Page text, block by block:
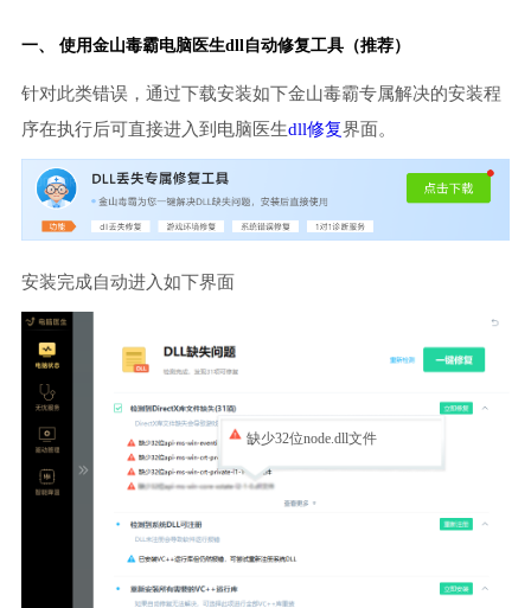
一、 使用金山毒霸电脑医生dll自动修复工具（推荐）
针对此类错误，通过下载安装如下金山毒霸专属解决的安装程
序在执行后可直接进入到电脑医生dll修复界面。
安装完成自动进入如下界面
缺少32位node.dll文件